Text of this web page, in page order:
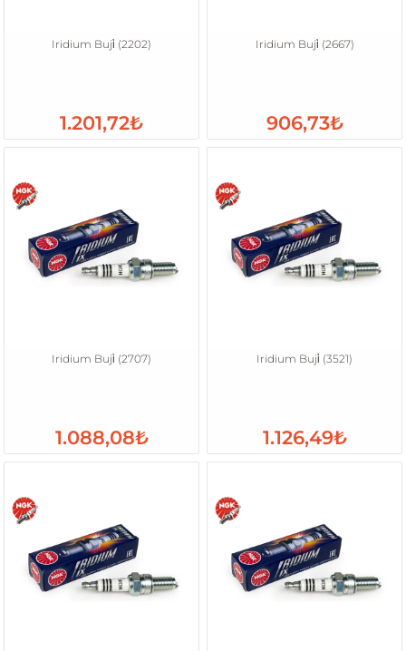
Iridium Buji̇ (2202)
1.201,72₺
Iridium Buji̇ (2667)
906,73₺
Iridium Buji̇ (2707)
1.088,08₺
Iridium Buji̇ (3521)
1.126,49₺